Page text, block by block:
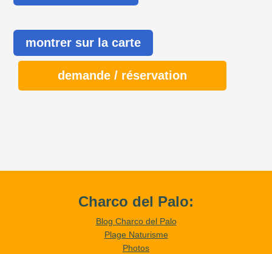
montrer sur la carte
demande / réservation
Charco del Palo:
Blog Charco del Palo
Plage Naturisme
Photos